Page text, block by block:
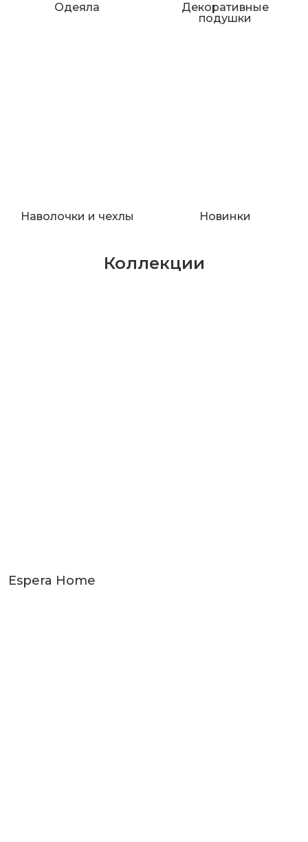
Одеяла
Декоративные
подушки
Наволочки и чехлы Новинки
Коллекции
Espera Home